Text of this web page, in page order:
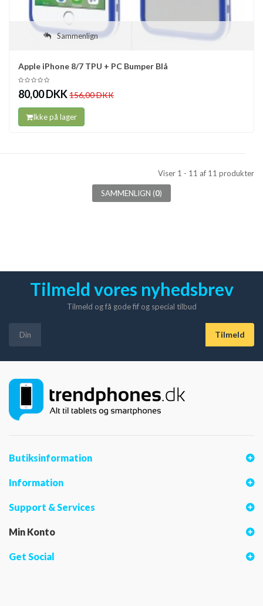
Sammenlign
Apple iPhone 8/7 TPU + PC Bumper Blå
80,00 DKK156,00 DKK
Ikke på lager
Viser 1 - 11 af 11 produkter
SAMMENLIGN (0)
Tilmeld vores nyhedsbrev
Tilmeld og få gode fif og special tilbud
Butiksinformation
Information
Support & Services
Min Konto
Get Social